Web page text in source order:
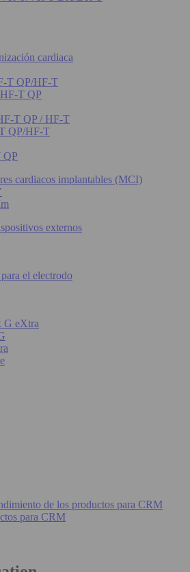
cardiaca
T QP/HF-T
T QP
T QP / HF-T
QP/HF-T
QP
cardiacos implantables (MCI)
externos
el electrodo
G eXtra
de los productos para CRM
para CRM